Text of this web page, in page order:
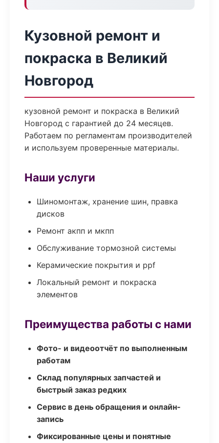
Кузовной ремонт и
покраска в Великий
Новгород
кузовной ремонт и покраска в Великий
Новгород с гарантией до 24 месяцев.
Работаем по регламентам производителей
и используем проверенные материалы.
Наши услуги
Шиномонтаж, хранение шин, правка
дисков
Ремонт акпп и мкпп
Обслуживание тормозной системы
Керамические покрытия и ppf
Локальный ремонт и покраска
элементов
Преимущества работы с нами
Фото- и видеоотчёт по выполненным
работам
Склад популярных запчастей и
быстрый заказ редких
Сервис в день обращения и онлайн-
запись
Фиксированные цены и понятные